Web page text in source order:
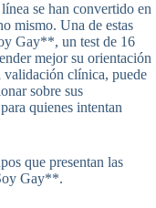
se han convertido en
mismo. Una de estas
Gay**, un test de 16
mejor su orientación
validación clínica, puede
sobre sus
quienes intentan
que presentan las
Gay**.